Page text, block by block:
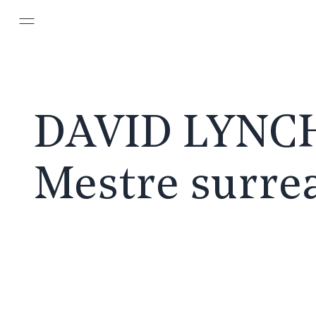
DAVID
Mestre